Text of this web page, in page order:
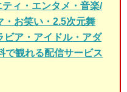
ィ・エンタメ・音楽/
・お笑い・2.5次元舞
ビア・アイドル・アダ
で観れる配信サービス